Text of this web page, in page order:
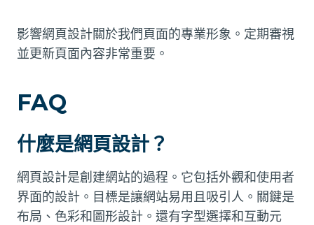
影響網頁設計關於我們頁面的專業形象。定期審視
並更新頁面內容非常重要。
FAQ
什麼是網頁設計？
網頁設計是創建網站的過程。它包括外觀和使用者
界面的設計。目標是讓網站易用且吸引人。關鍵是
布局、色彩和圖形設計。還有字型選擇和互動元